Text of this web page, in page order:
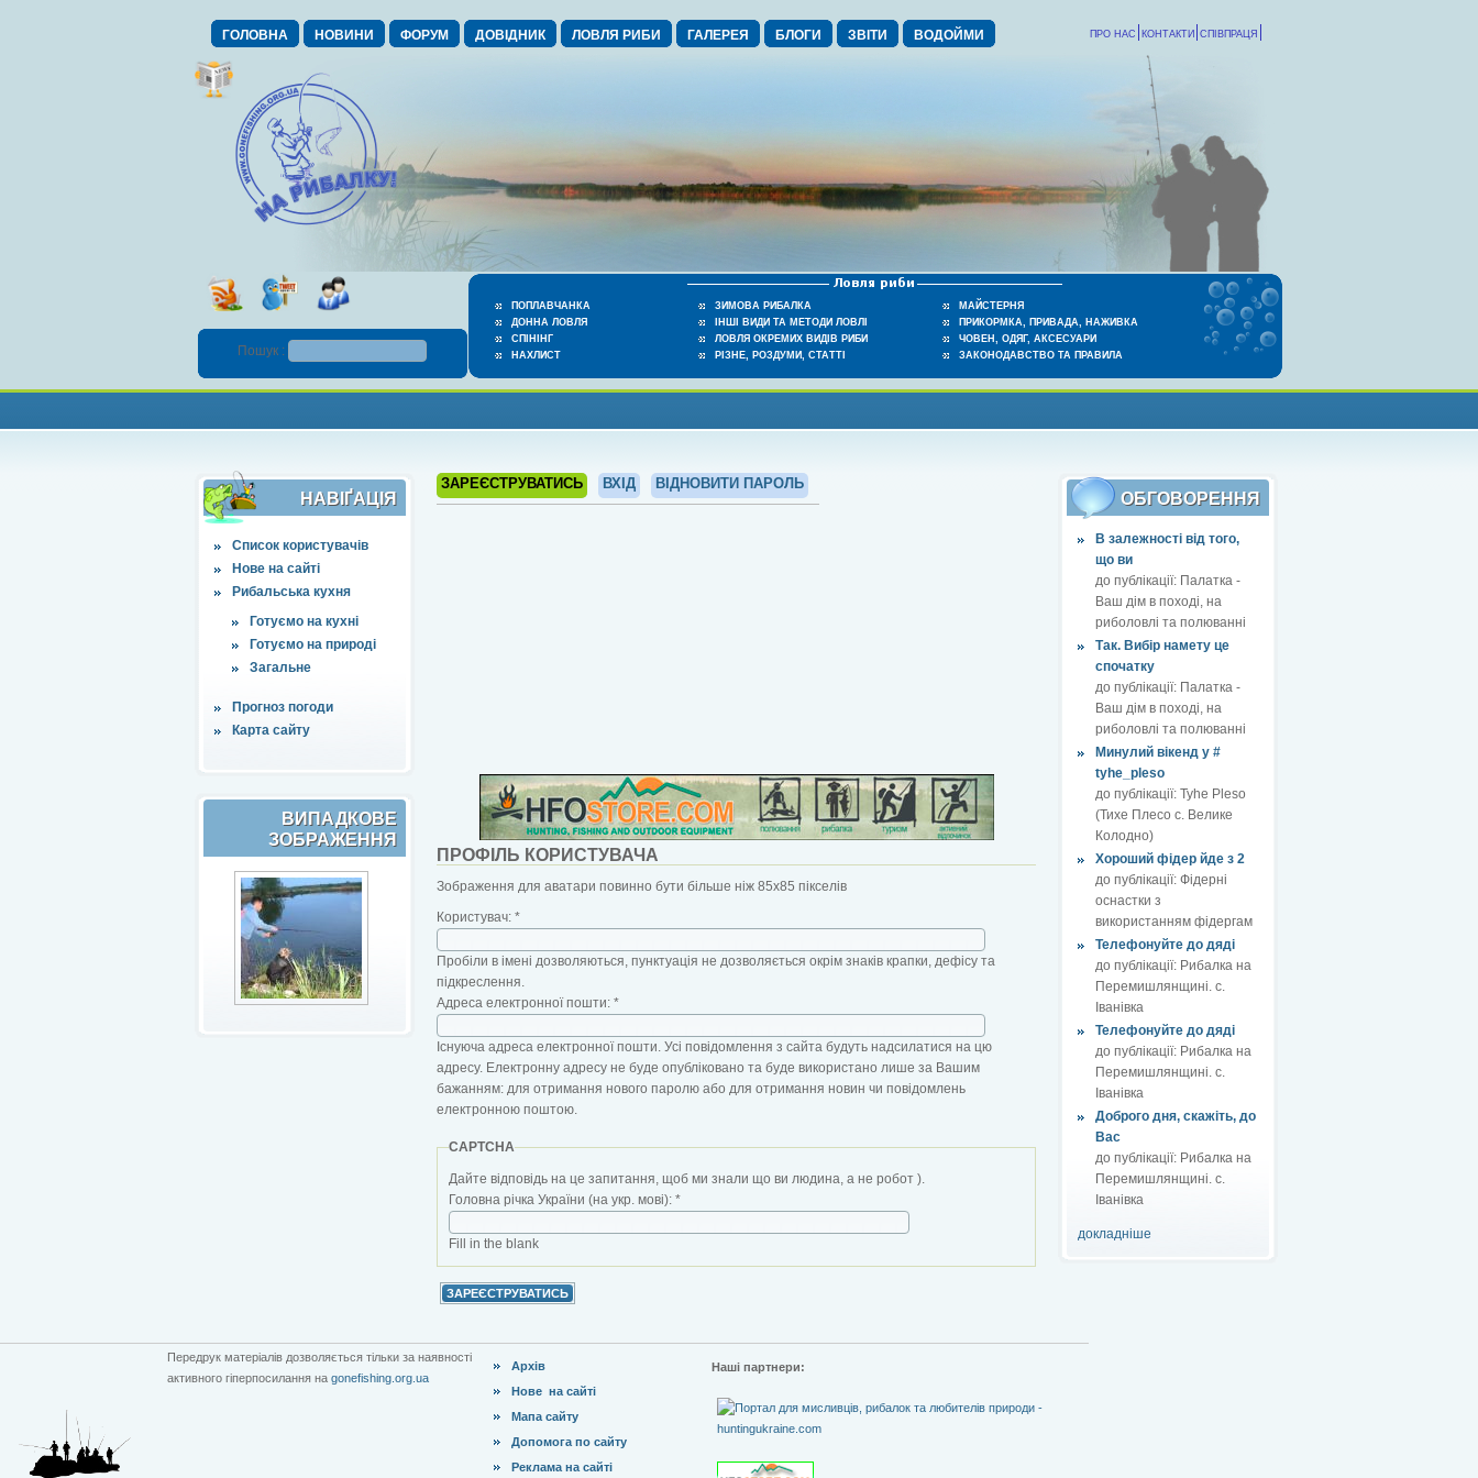
ГОЛОВНА НОВИНИ ФОРУМ ДОВІДНИК ЛОВЛЯ РИБИ ГАЛЕРЕЯ БЛОГИ ЗВІТИ ВОДОЙМИ СПІВПРАЦЯ
КОНТАКТИ
ПРО НАС
ПОПЛАВЧАНКА
ДОННА ЛОВЛЯ
СПІНІНГ
НАХЛИСТ
ЗИМОВА РИБАЛКА
ІНШІ ВИДИ ТА МЕТОДИ ЛОВЛІ
ЛОВЛЯ ОКРЕМИХ ВИДІВ РИБИ
РІЗНЕ, РОЗДУМИ, СТАТТІ
МАЙСТЕРНЯ
ПРИКОРМКА, ПРИВАДА, НАЖИВКА
ЧОВЕН, ОДЯГ, АКСЕСУАРИ
ЗАКОНОДАВСТВО ТА ПРАВИЛА
Пошук :
НАВІҐАЦІЯ
Список користувачів
Нове на сайті
Рибальська кухня
Готуємо на кухні
Готуємо на природі
Загальне
Прогноз погоди
Карта сайту
ВИПАДКОВЕ
ЗОБРАЖЕННЯ
ЗАРЕЄСТРУВАТИСЬ ВХІД ВІДНОВИТИ ПАРОЛЬ
ОБГОВОРЕННЯ
В залежності від того,
що ви
до публікації: Палатка -
Ваш дім в поході, на
риболовлі та полюванні
Так. Вибір намету це
спочатку
до публікації: Палатка -
Ваш дім в поході, на
риболовлі та полюванні
Минулий вікенд у #
tyhe_pleso
до публікації: Tyhe Pleso
(Тихе Плесо с. Велике
Колодно)
Хороший фідер йде з 2
до публікації: Фідерні
оснастки з
використанням фідергам
Телефонуйте до дяді
до публікації: Рибалка на
Перемишлянщині. с.
Іванівка
Телефонуйте до дяді
до публікації: Рибалка на
Перемишлянщині. с.
Іванівка
Доброго дня, скажіть, до
Вас
до публікації: Рибалка на
Перемишлянщині. с.
Іванівка
докладніше
ПРОФІЛЬ КОРИСТУВАЧА
Зображення для аватари повинно бути більше ніж 85x85 пікселів
Користувач: *
Пробіли в імені дозволяються, пунктуація не дозволяється окрім знаків крапки, дефісу та
підкреслення.
Адреса електронної пошти: *
Існуюча адреса електронної пошти. Усі повідомлення з сайта будуть надсилатися на цю
адресу. Електронну адресу не буде опубліковано та буде використано лише за Вашим
бажанням: для отримання нового паролю або для отримання новин чи повідомлень
електронною поштою.
CAPTCHA
Дайте відповідь на це запитання, щоб ми знали що ви людина, а не робот ).
Головна річка України (на укр. мові): *
Fill in the blank
Передрук матеріалів дозволяється тільки за наявності
активного гіперпосилання на gonefishing.org.ua
Архів
Нове на сайті
Мапа сайту
Допомога по сайту
Реклама на сайті
Наші партнери: